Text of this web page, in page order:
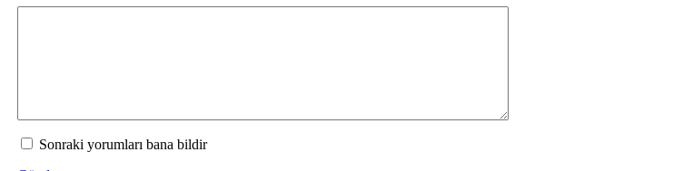
Sonraki yorumları bana bildir